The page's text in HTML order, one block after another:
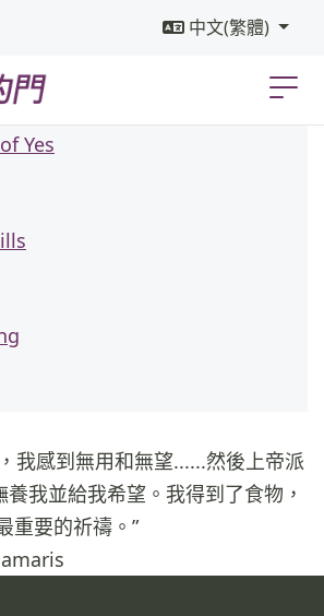
中文(繁體)
我感到無用和無望......然後上帝派
我並給我希望。我得到了食物，
重要的祈禱。”